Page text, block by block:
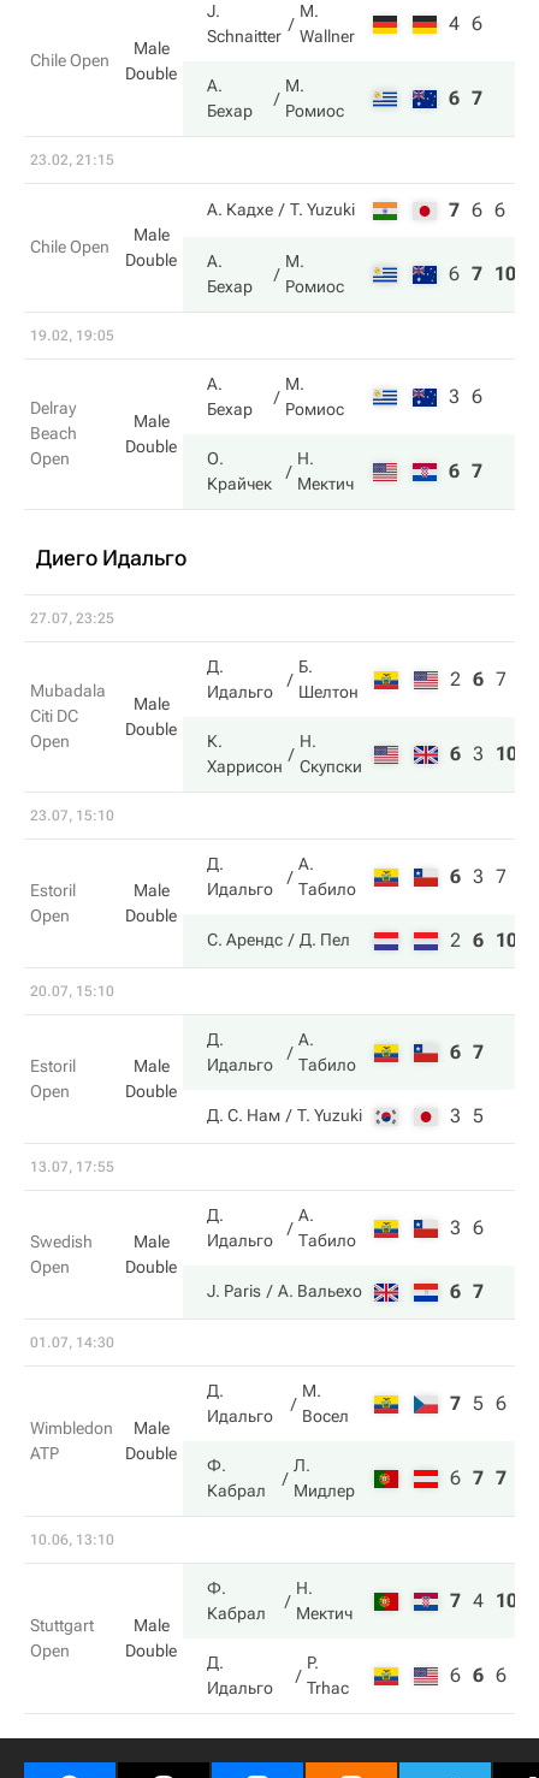
Chile Open
Male
Double
J.
Schnaitter
M.
Wallner
4 6
А.
Бехар
М.
Ромиос
6 7
23.02, 21:15
Chile Open
Male
Double
А. Кадхе T. Yuzuki 7 6 6
А.
Бехар
М.
Ромиос
6 7 10
19.02, 19:05
Delray
Beach
Open
Male
Double
А.
Бехар
М.
Ромиос
3 6
О.
Крайчек
Н.
Мектич
6 7
Диего Идальго
27.07, 23:25
Mubadala
Citi DC
Open
Male
Double
Д.
Идальго
Б.
Шелтон
2 6 7
К.
Харрисон
Н.
Скупски
6 3 10
23.07, 15:10
Estoril
Open
Male
Double
Д.
Идальго
А.
Табило
6 3 7
С. Арендс Д. Пел 2 6 10
20.07, 15:10
Estoril
Open
Male
Double
Д.
Идальго
А.
Табило
6 7
Д. С. Нам T. Yuzuki 3 5
13.07, 17:55
Swedish
Open
Male
Double
Д.
Идальго
А.
Табило
3 6
J. Paris А. Вальехо 6 7
01.07, 14:30
Wimbledon
ATP
Male
Double
Д.
Идальго
М.
Восел
7 5 6
Ф.
Кабрал
Л.
Мидлер
6 7 7
10.06, 13:10
Stuttgart
Open
Male
Double
Ф.
Кабрал
Н.
Мектич
7 4 10
Д.
Идальго
P.
Trhac
6 6 6